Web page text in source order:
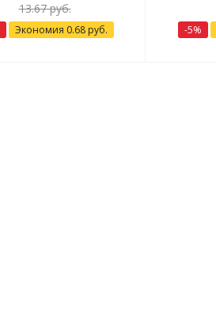
13.67руб.
Экономия 0.68руб. -5%